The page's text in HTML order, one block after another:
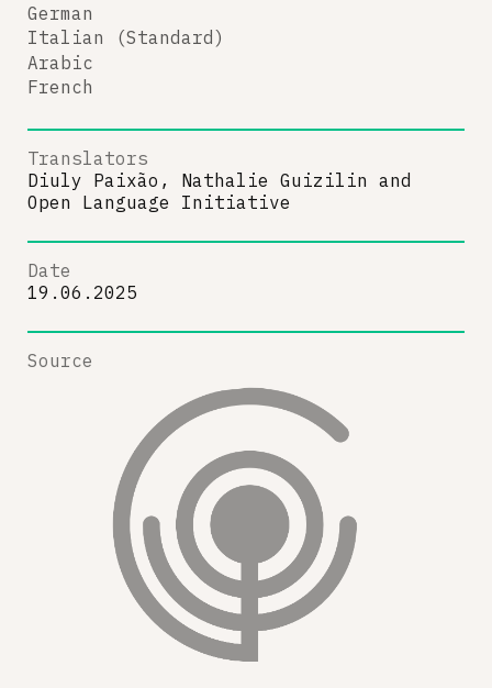
German
Italian (Standard)
Arabic
French
Translators
Diuly Paixão, Nathalie Guizilin and
Open Language Initiative
Date
19.06.2025
Source